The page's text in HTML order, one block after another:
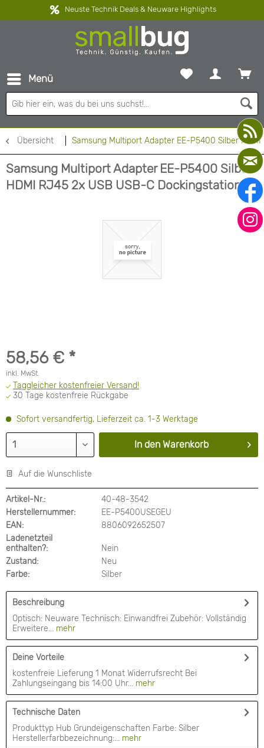
Neuste Technik Deals & Neuware Highlights
Menü
Übersicht Samsung Multiport Adapter EE-P5400 Silber
Samsung Multiport Adapter EE-P5400 Silber
HDMI RJ45 2x USB USB-C Dockingstation
58,56 € *
inkl. MwSt.
Taggleicher kostenfreier Versand!
30 Tage kostenfreie Rückgabe
Sofort versandfertig, Lieferzeit ca. 1-3 Werktage
In den Warenkorb
Auf die Wunschliste
Artikel-Nr.:
40-48-3542
Herstellernummer:
EE-P5400USEGEU
EAN:
8806092652507
Ladenetzteil
enthalten?:
Nein
Zustand:
Neu
Farbe:
Silber
Beschreibung
Optisch: Neuware Technisch: Einwandfrei Zubehör: Vollständig
Erweitere... mehr
Deine Vorteile
kostenfreie Lieferung 1 Monat Widerrufsrecht Bei
Zahlungseingang bis 14:00 Uhr... mehr
Technische Daten
Produkttyp Hub Grundeigenschaften Farbe: Silber
Herstellerfarbbezeichnung:... mehr